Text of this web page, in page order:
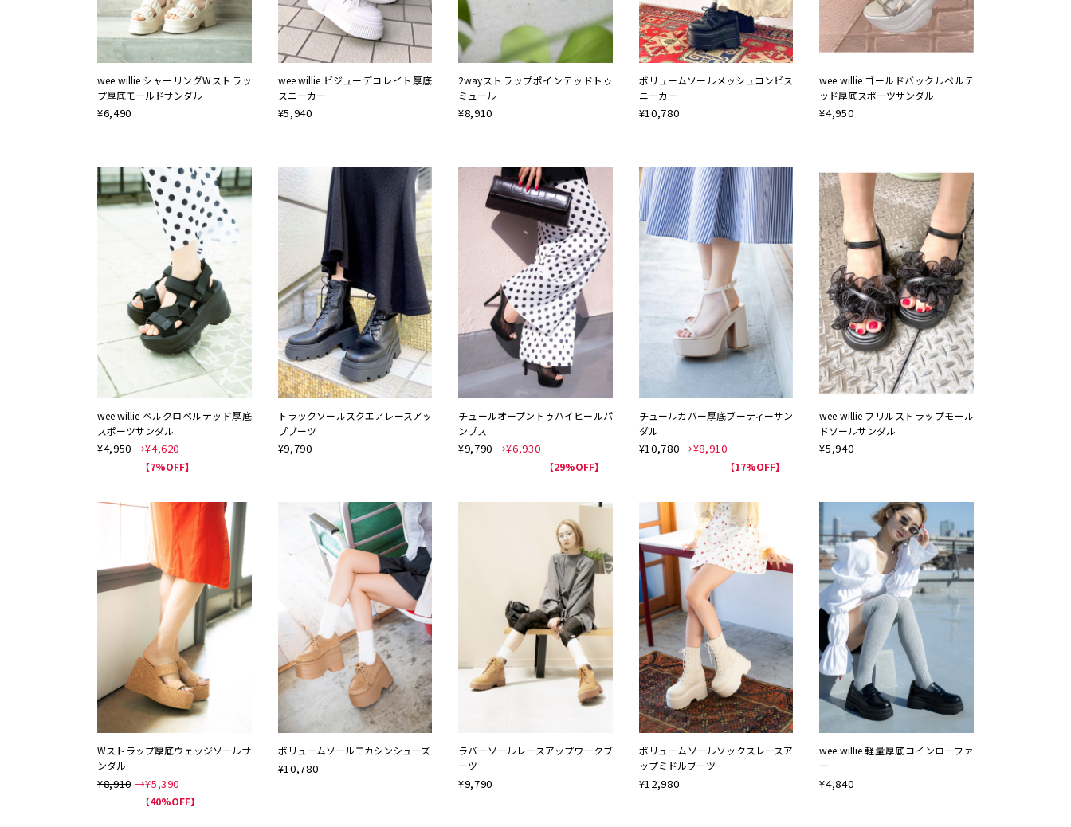
wee willie シャーリングWストラッ
プ厚底モールドサンダル
¥6,490
wee willie ビジューデコレイト厚底
スニーカー
¥5,940
2wayストラップポインテッドトゥ
ミュール
¥8,910
ボリュームソールメッシュコンビス
ニーカー
¥10,780
wee willie ゴールドバックルベルテ
ッド厚底スポーツサンダル
¥4,950
wee willie ベルクロベルテッド厚底
スポーツサンダル
¥4,950 →¥4,620
【7%OFF】
トラックソールスクエアレースアッ
プブーツ
¥9,790
チュールオープントゥハイヒールパ
ンプス
¥9,790 →¥6,930
【29%OFF】
チュールカバー厚底ブーティーサン
ダル
¥10,780→¥8,910
【17%OFF】
wee willie フリルストラップモール
ドソールサンダル
¥5,940
Wストラップ厚底ウェッジソールサ
ンダル
¥8,910 →¥5,390
【40%OFF】
ボリュームソールモカシンシューズ
¥10,780
ラバーソールレースアップワークブ
ーツ
¥9,790
ボリュームソールソックスレースア
ップミドルブーツ
¥12,980
wee willie 軽量厚底コインローファ
ー
¥4,840